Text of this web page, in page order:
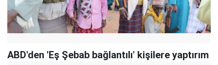
ABD'den 'Eş Şebab bağlantılı' kişilere yaptırım